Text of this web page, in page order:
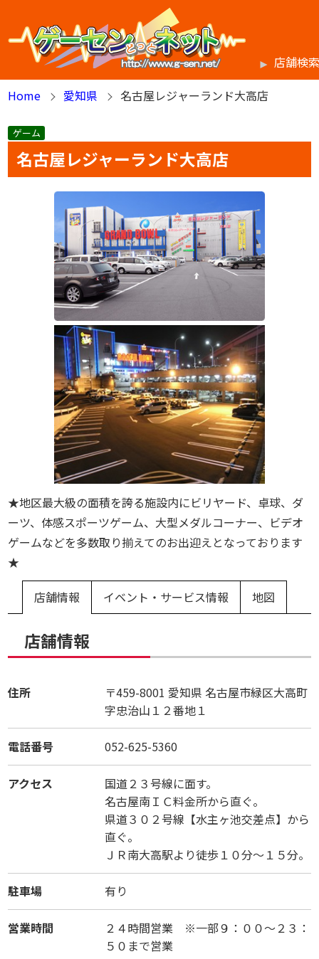
店舗検
Home
愛知県 名古屋レジャーランド大高店
ゲーム
名古屋レジャーランド大高店
★地区最大級の面積を誇る施設内にビリヤード、卓球、ダ
ーツ、体感スポーツゲーム、大型メダルコーナー、ビデオ
ゲームなどを多数取り揃えてのお出迎えとなっております
★
店舗情報 イベント・サービス情報 地図
店舗情報
住所 〒459-8001 愛知県 名古屋市緑区大高町
字忠治山１２番地１
電話番号 052-625-5360
アクセス
国道２３号線に面す。
名古屋南ＩＣ料金所から直ぐ。
県道３０２号線【水主ヶ池交差点】から
直ぐ。
ＪＲ南大高駅より徒歩１０分～１５分。
駐車場 有り
営業時間
２４時間営業 ※一部９：００～２３：
５０まで営業